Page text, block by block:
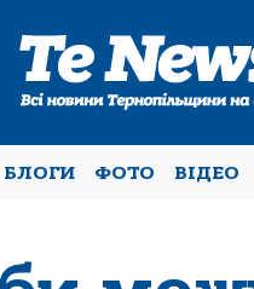
БЛОГИ ФОТО ВІДЕО